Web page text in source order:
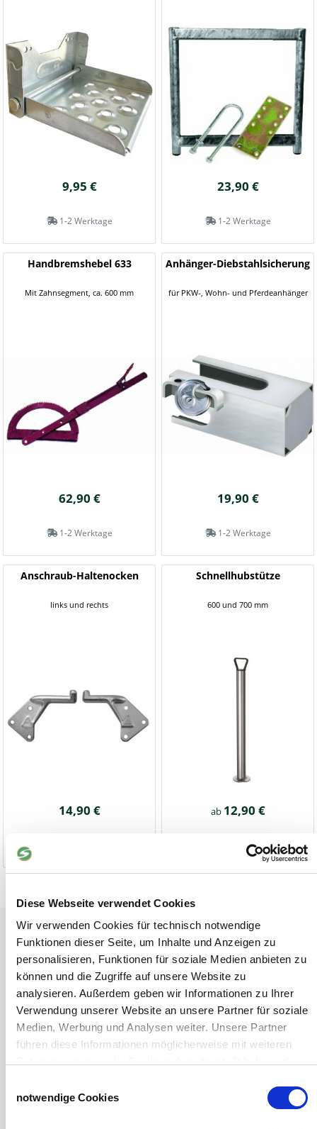
Diese Webseite verwendet Cookies
Wir verwenden Cookies für technisch notwendige
Funktionen dieser Seite, um Inhalte und Anzeigen zu
personalisieren, Funktionen für soziale Medien anbieten zu
können und die Zugriffe auf unsere Website zu
analysieren. Außerdem geben wir Informationen zu Ihrer
Verwendung unserer Website an unsere Partner für soziale
Medien, Werbung und Analysen weiter. Unsere Partner
führen diese Informationen möglicherweise mit weiteren
haben.
notwendige Cookies
9,95 €
1-2 Werktage
23,90 €
1-2 Werktage
Handbremshebel 633
Mit Zahnsegment, ca. 600 mm
62,90 €
1-2 Werktage
Anhänger-Diebstahlsicherung
für PKW-, Wohn- und Pferdeanhänger
19,90 €
1-2 Werktage
Anschraub-Haltenocken
links und rechts
14,90 €
Schnellhubstütze
600 und 700 mm
ab 12,90 €
1-2 Werktage
Tiere
Weideunterstand groß
Wasserversorgung für Weidetiere
Euronetz
Zubereitung Melasseschnitzel für Pferde
Hobby-Farming
Grundlagen der Hühnerhaltung
Tiere Landwirtschaft
Desinfektionsmittel
Milchfieberprophylaxe